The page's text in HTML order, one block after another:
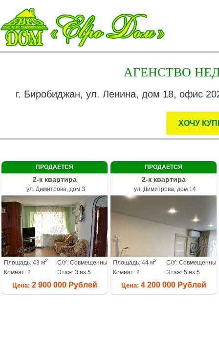
АГЕНСТВО
г. Биробиджан, ул. Ленина, дом 18, офис
ХОЧУ
ПРОДАЕТСЯ
2-к квартира
ул. Димитрова, дом 3
Площадь: 43 м2
С/У: Совмещенный
Комнат: 2
Этаж: 3 из 5
Цена:2 900 000 Рублей
ПРОДАЕТСЯ
2-к квартира
ул. Димитрова, дом 14
Площадь: 44 м2
С/У:
Комнат: 2
Этаж: 5 из 5
Цена:4 200 000 Рублей